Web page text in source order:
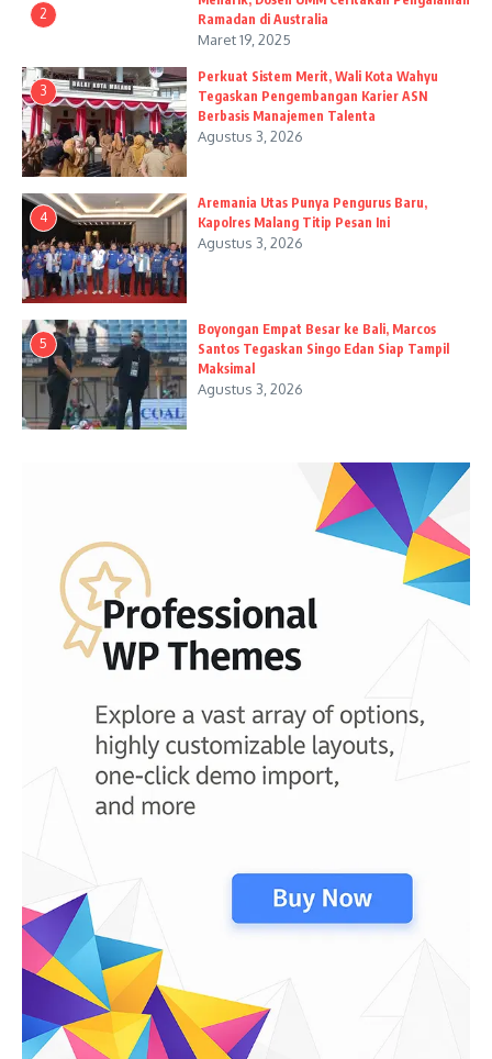
2
Ramadan di Australia
Maret 19, 2025
3
Perkuat Sistem Merit, Wali Kota Wahyu
Tegaskan Pengembangan Karier ASN
Berbasis Manajemen Talenta
Agustus 3, 2026
4
Aremania Utas Punya Pengurus Baru,
Kapolres Malang Titip Pesan Ini
Agustus 3, 2026
5
Boyongan Empat Besar ke Bali, Marcos
Santos Tegaskan Singo Edan Siap Tampil
Maksimal
Agustus 3, 2026